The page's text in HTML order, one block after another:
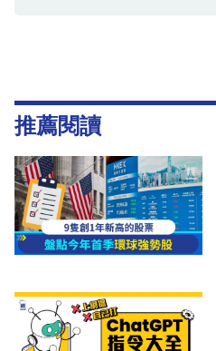
推薦閱讀